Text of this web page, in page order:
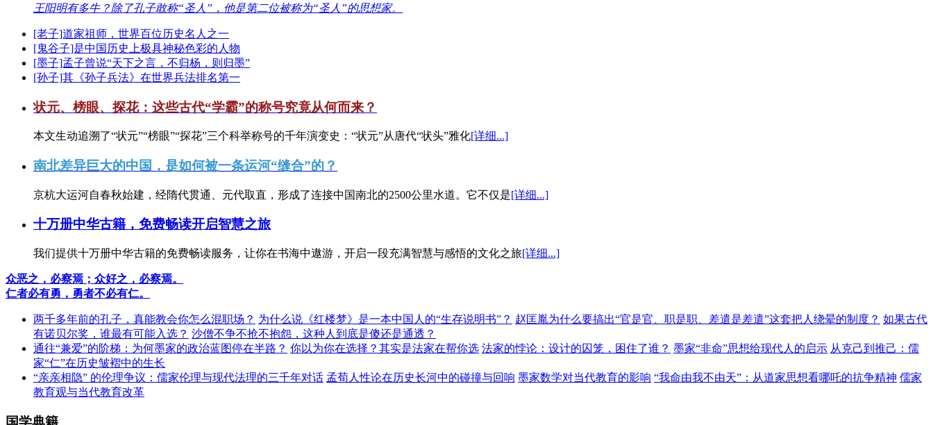
王阳明有多牛？除了孔子敢称“圣人”，他是第二位被称为“圣人”的思想家。
[老子]道家祖师，世界百位历史名人之一
[鬼谷子]是中国历史上极具神秘色彩的人物
[墨子]孟子曾说“天下之言，不归杨，则归墨”
[孙子]其《孙子兵法》在世界兵法排名第一
状元、榜眼、探花：这些古代“学霸”的称号究竟从何而来？
本文生动追溯了“状元”“榜眼”“探花”三个科举称号的千年演变史：“状元”从唐代“状头”雅化[详细...]
南北差异巨大的中国，是如何被一条运河“缝合”的？
京杭大运河自春秋始建，经隋代贯通、元代取直，形成了连接中国南北的2500公里水道。它不仅是[详细...]
十万册中华古籍，免费畅读开启智慧之旅
我们提供十万册中华古籍的免费畅读服务，让你在书海中遨游，开启一段充满智慧与感悟的文化之旅[详细...]
众恶之，必察焉；众好之，必察焉。
仁者必有勇，勇者不必有仁。
两千多年前的孔子，真能教会你怎么混职场？ 为什么说《红楼梦》是一本中国人的“生存说明书”？ 赵匡胤为什么要搞出“官是官、职是职、差遣是差遣”这套把人绕晕的制度？ 如果古代
有诺贝尔奖，谁最有可能入选？ 沙僧不争不抢不抱怨，这种人到底是傻还是通透？
通往“兼爱”的阶梯：为何墨家的政治蓝图停在半路？ 你以为你在选择？其实是法家在帮你选 法家的悖论：设计的囚笼，困住了谁？ 墨家“非命”思想给现代人的启示 从克己到推己：儒
家“仁”在历史皱褶中的生长
“亲亲相隐” 的伦理争议：儒家伦理与现代法理的三千年对话 孟荀人性论在历史长河中的碰撞与回响 墨家数学对当代教育的影响 “我命由我不由天”：从道家思想看哪吒的抗争精神 儒家
教育观与当代教育改革
国学典籍